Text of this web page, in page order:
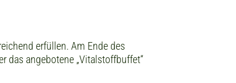
erfüllen. Am Ende des
das angebotene „Vitalstoffbuffet“